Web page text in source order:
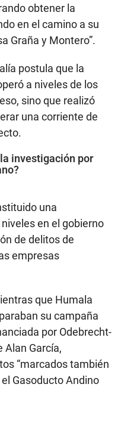
obtener la
en el camino a su
Graña y Montero”.
postula que la
a niveles de los
sino que realizó
una corriente de
investigación por
una
en el gobierno
de delitos de
empresas
que Humala
su campaña
por Odebrecht-
Alan García,
“marcados también
Gasoducto Andino